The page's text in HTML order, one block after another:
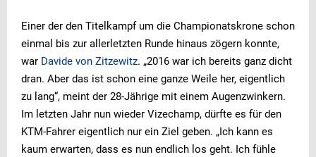
Einer der den Titelkampf um die Championatskrone schon
einmal bis zur allerletzten Runde hinaus zögern konnte,
war Davide von Zitzewitz. „2016 war ich bereits ganz dicht
dran. Aber das ist schon eine ganze Weile her, eigentlich
zu lang“, meint der 28-Jährige mit einem Augenzwinkern.
Im letzten Jahr nun wieder Vizechamp, dürfte es für den
KTM-Fahrer eigentlich nur ein Ziel geben. „Ich kann es
kaum erwarten, dass es nun endlich los geht. Ich fühle